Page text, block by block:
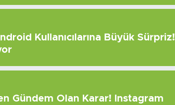
Kullanıcılarına Büyük Sürpriz!
Gündem Olan Karar! Instagram